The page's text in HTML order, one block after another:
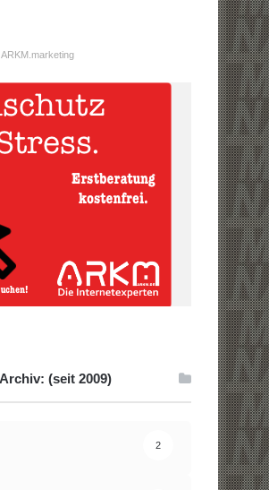
ARKM.marketing
(seit 2009)
2